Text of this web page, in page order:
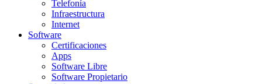
Telefonía
Infraestructura
Internet
Software
Certificaciones
Apps
Software Libre
Software Propietario